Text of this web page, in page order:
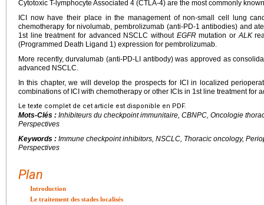
Cytotoxic T-lymphocyte Associated 4 (CTLA-4) are the most commonly
ICI now have their place in the management of non-small cell lung
chemotherapy for nivolumab, pembrolizumab (anti-PD-1 antibodies) and
1st line treatment for advanced NSCLC without EGFRmutation orALK
(Programmed Death Ligand 1) expression for pembrolizumab.
More recently, durvalumab (anti-PD-LI antibody) was approved as
advanced NSCLC.
In this chapter, we will develop the prospects for ICI in localized
combinations of ICI with chemotherapy or other ICIs in 1st line treatment for
Le texte complet de cet article est disponible en PDF.
Mots-Clés : Inhibiteurs du checkpoint immunitaire, CBNPC, Oncologie
Perspectives
Keywords : Immune checkpoint inhibitors, NSCLC, Thoracic oncology,
Perspectives
Plan
Introduction
Le traitement des stades localisés